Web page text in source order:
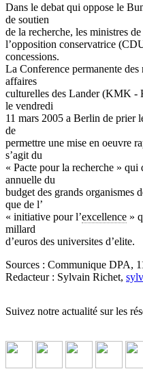
Dans le debat qui oppose le
de soutien
de la recherche, les ministres
l’opposition conservatrice
concessions.
La Conference permanente des
affaires
culturelles des Lander (KMK -
le vendredi
11 mars 2005 a Berlin de prier
de
permettre une mise en oeuvre
s’agit du
« Pacte pour la recherche »
annuelle du
budget des grands organismes
que de l’
« initiative pour l’excellence »
millard
d’euros des universites d’elite.
Sources : Communique DPA,
Redacteur : Sylvain Richet,
Suivez notre actualité sur les